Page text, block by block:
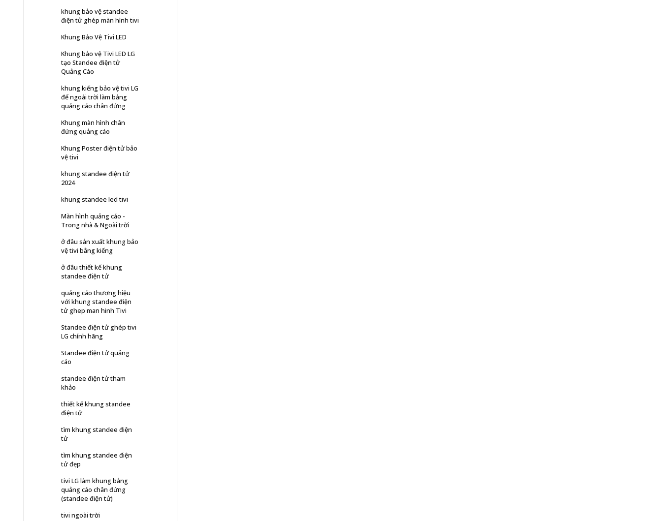
khung bảo vệ standee
điện tử ghép màn hình tivi
Khung Bảo Vệ Tivi LED
Khung bảo vệ Tivi LED LG
tạo Standee điện tử
Quảng Cáo
khung kiếng bảo vệ tivi LG
để ngoài trời làm bảng
quảng cáo chân đứng
Khung màn hình chân
đứng quảng cáo
Khung Poster điện tử bảo
vệ tivi
khung standee điện tử
2024
khung standee led tivi
Màn hình quảng cáo -
Trong nhà & Ngoài trời
ở đâu sản xuất khung bảo
vệ tivi bằng kiếng
ở đâu thiết kế khung
standee điện tử
quảng cáo thương hiệu
với khung standee điện
tử ghep man hinh Tivi
Standee điện tử ghép tivi
LG chính hãng
Standee điện tử quảng
cáo
standee điện tử tham
khảo
thiết kế khung standee
điện tử
tìm khung standee điện
tử
tìm khung standee điện
tử đẹp
tivi LG làm khung bảng
quảng cáo chân đứng
(standee điện tử)
tivi ngoài trời